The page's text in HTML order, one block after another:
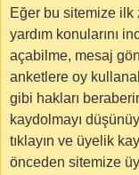
Eğer bu sitemize ilk
yardım konularını
açabilme, mesaj
anketlere oy
gibi hakları
kaydolmayı
tıklayın ve üyelik
önceden sitemize